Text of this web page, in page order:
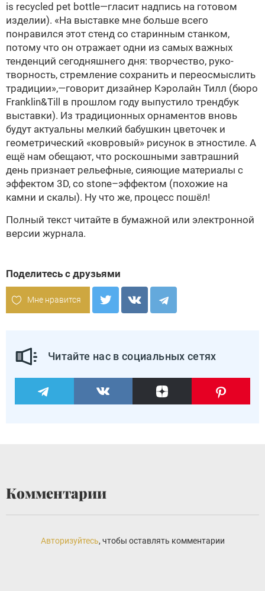
is recycled pet bottle—гласит надпись на готовом
изделии). «На выставке мне больше всего
понравился этот стенд со старинным станком,
потому что он отражает одни из самых важных
тенденций сегодняшнего дня: творчество, руко­
творность, стремление сохранить и переосмыслить
традиции»,—говорит дизайнер Кэролайн Тилл (бюро
Franklin&Till в прошлом году выпустило трендбук
выставки). Из традиционных орнаментов вновь
будут актуальны мелкий бабушкин цветочек и
геометрический «ковровый» рисунок в этностиле. А
ещё нам обещают, что роскошными завтрашний
день признает рельефные, сияющие материалы с
эффектом 3D, со stone–эффектом (похожие на
камни и скалы). Ну что же, процесс пошёл!
Полный текст читайте в бумажной или электронной
версии журнала.
Поделитесь с друзьями
Мне нравится
Читайте нас в социальных сетях
Комментарии
Авторизуйтесь, чтобы оставлять комментарии